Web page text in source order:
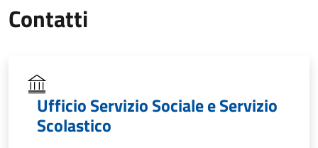
Contatti
Ufficio Servizio Sociale e Servizio
Scolastico